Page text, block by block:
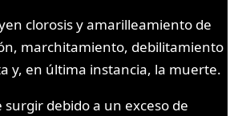
clorosis y amarilleamiento de
marchitamiento, debilitamiento
y, en última instancia, la muerte.
surgir debido a un exceso de